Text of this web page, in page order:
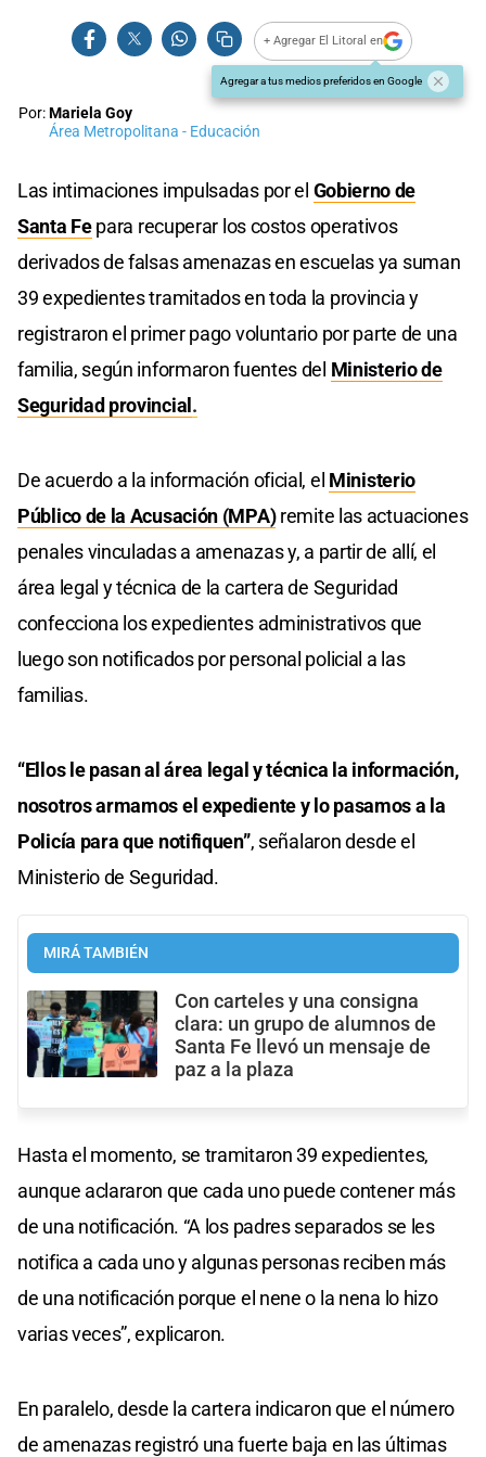
+ Agregar El Litoral en
Agregar a tus medios preferidos en Google
Por:Mariela Goy
Área Metropolitana - Educación
Las intimaciones impulsadas por el Gobierno de
Santa Fepara recuperar los costos operativos
derivados de falsas amenazas en escuelas ya suman
39 expedientes tramitados en toda la provincia y
registraron el primer pago voluntario por parte de una
familia, según informaron fuentes del Ministerio de
Seguridad provincial.
De acuerdo a la información oficial, el Ministerio
Público de la Acusación (MPA)remite las actuaciones
penales vinculadas a amenazas y, a partir de allí, el
área legal y técnica de la cartera de Seguridad
confecciona los expedientes administrativos que
luego son notificados por personal policial a las
familias.
“Ellos le pasan al área legal y técnica la información,
nosotros armamos el expediente y lo pasamos a la
Policía para que notifiquen”, señalaron desde el
Ministerio de Seguridad.
MIRÁ TAMBIÉN
Con carteles y una consigna
clara: un grupo de alumnos de
Santa Fe llevó un mensaje de
paz a la plaza
Hasta el momento, se tramitaron 39 expedientes,
aunque aclararon que cada uno puede contener más
de una notificación. “A los padres separados se les
notifica a cada uno y algunas personas reciben más
de una notificación porque el nene o la nena lo hizo
varias veces”, explicaron.
En paralelo, desde la cartera indicaron que el número
de amenazas registró una fuerte baja en las últimas